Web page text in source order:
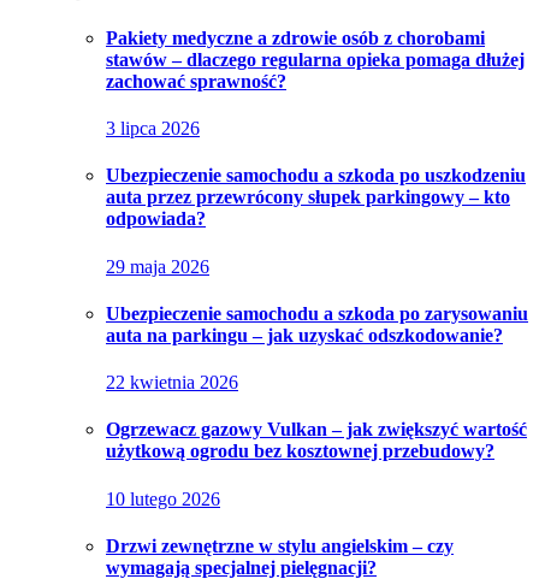
Pakiety medyczne a zdrowie osób z chorobami
stawów – dlaczego regularna opieka pomaga dłużej
zachować sprawność?
3 lipca 2026
Ubezpieczenie samochodu a szkoda po uszkodzeniu
auta przez przewrócony słupek parkingowy – kto
odpowiada?
29 maja 2026
Ubezpieczenie samochodu a szkoda po zarysowaniu
auta na parkingu – jak uzyskać odszkodowanie?
22 kwietnia 2026
Ogrzewacz gazowy Vulkan – jak zwiększyć wartość
użytkową ogrodu bez kosztownej przebudowy?
10 lutego 2026
Drzwi zewnętrzne w stylu angielskim – czy
wymagają specjalnej pielęgnacji?